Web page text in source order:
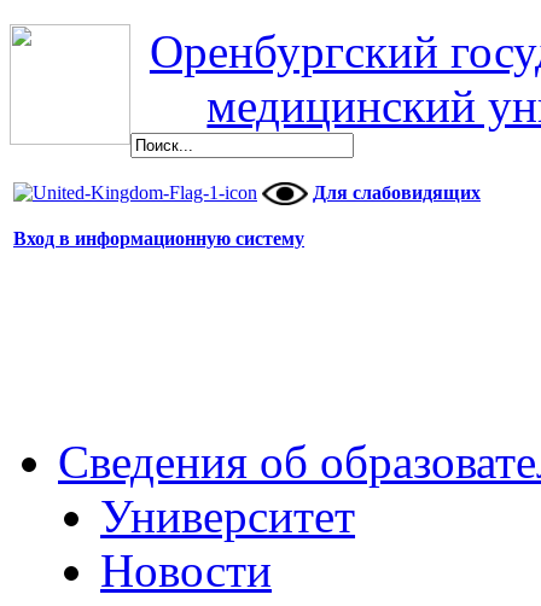
Оренбургский
медицинский
Для слабовидящих
Вход в информационную систему
Сведения об
Университет
Новости